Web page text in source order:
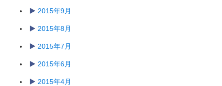
2015年9月
2015年8月
2015年7月
2015年6月
2015年4月